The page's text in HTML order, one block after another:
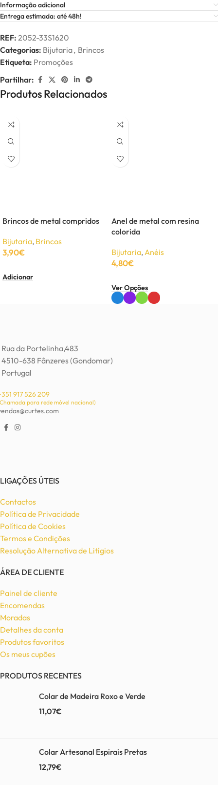
Informação adicional
Entrega estimada: até 48h!
REF: 2052-33S1620
Categorias: Bijutaria, Brincos
Etiqueta: Promoções
Partilhar:
Produtos Relacionados
Brincos de metal compridos
Bijutaria, Brincos
3,90€
Adicionar
Anel de metal com resina
colorida
Bijutaria,Anéis
4,80€
Ver Opções
Rua da Portelinha,483
4510-638 Fânzeres (Gondomar)
Portugal
917 526 209
para rede móvel nacional)
LIGAÇÕES ÚTEIS
Contactos
Política de Privacidade
Política de Cookies
Termos e Condições
Resolução Alternativa de Litígios
ÁREA DE CLIENTE
Painel de cliente
Encomendas
Moradas
Detalhes da conta
Produtos favoritos
Os meus cupões
PRODUTOS RECENTES
Colar de Madeira Roxo e Verde
11,07€
Colar Artesanal Espirais Pretas
12,79€